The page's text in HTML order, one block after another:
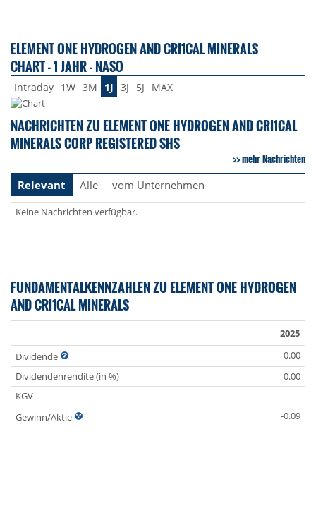
ELEMENT ONE HYDROGEN AND CRI1CAL MINERALS
CHART - 1 JAHR - NASO
Intraday 1W 3M 1J 3J 5J MAX
NACHRICHTEN ZU ELEMENT ONE HYDROGEN AND CRI1CAL
MINERALS CORP REGISTERED SHS
mehr Nachrichten
Relevant
Alle vom Unternehmen
Keine Nachrichten verfügbar.
FUNDAMENTALKENNZAHLEN ZU ELEMENT ONE HYDROGEN
AND CRI1CAL MINERALS
2025
Dividende
0.00
Dividendenrendite (in %)
0.00
KGV
-
Gewinn/Aktie
-0.09